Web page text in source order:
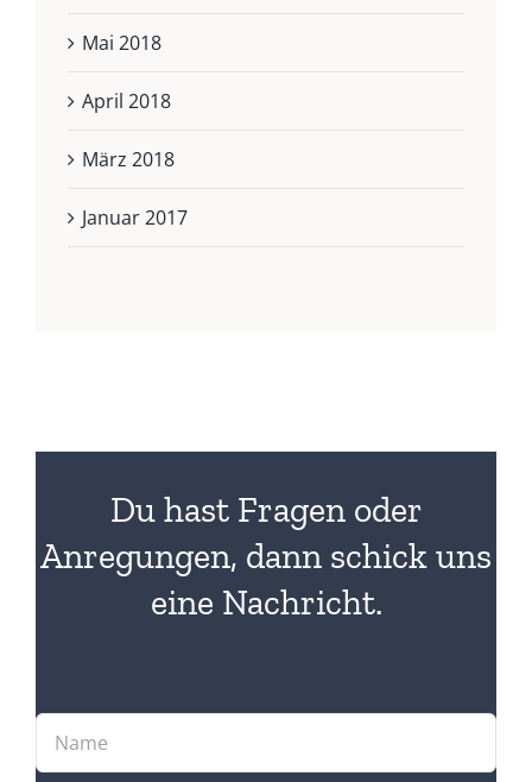
Mai 2018
April 2018
März 2018
Januar 2017
Du hast Fragen oder
Anregungen, dann schick uns
eine Nachricht.